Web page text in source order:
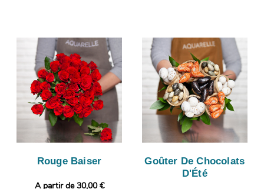
Rouge Baiser
A partir de 30,00 €
Goûter De Chocolats
D'Été